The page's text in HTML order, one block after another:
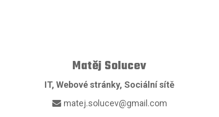
Matěj Solucev
IT, Webové stránky, Sociální sítě
matej.solucev@gmail.com